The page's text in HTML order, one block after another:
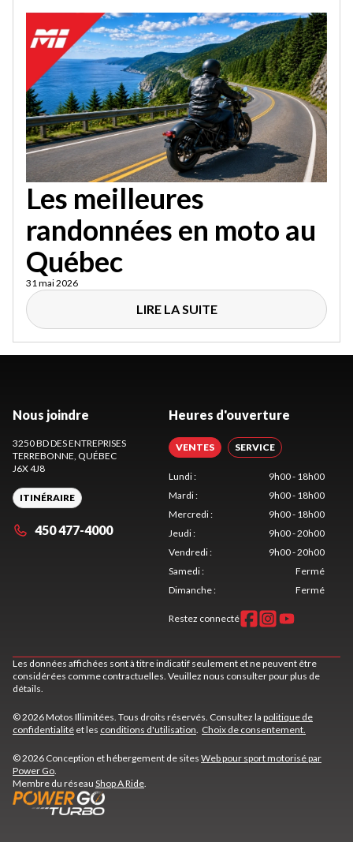
Les meilleures
randonnées en moto au
Québec
31 mai 2026
LIRE LA SUITE
Nous joindre
3250 BD DES ENTREPRISES
TERREBONNE, QUÉBEC
J6X 4J8
ITINÉRAIRE
450 477-4000
Heures d'ouverture
VENTES SERVICE
Lundi:
9h00 - 18h00
Mardi:
9h00 - 18h00
Mercredi:
9h00 - 18h00
Jeudi:
9h00 - 20h00
Vendredi:
9h00 - 20h00
Samedi:
Fermé
Dimanche: Fermé
Restez connecté
Les données affichées sont à titre indicatif seulement et ne peuvent être
considérées comme contractuelles. Veuillez nous consulter pour plus de
détails.
© 2026 Motos Illimitées. Tous droits réservés. Consultez la politique de
confidentialité et les conditions d'utilisation. Choix de consentement.
© 2026 Conception et hébergement de sites Web pour sport motorisé par
Power Go.
Membre du réseau Shop A Ride.